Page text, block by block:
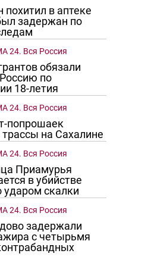
похитил в аптеке
задержан по
24. Вся Россия
обязали
по
18-летия
24. Вся Россия
попрошаек
трассы на Сахалине
24. Вся Россия
Приамурья
в убийстве
скалки
24. Вся Россия
задержали
с четырьмя